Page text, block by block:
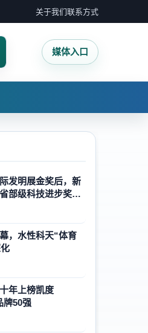
关于我们联系方式
媒体入口
发明展金奖后，新
部级科技进步奖一
自主创新新高峰
，水性科天“体育
年上榜凯度
牌50强